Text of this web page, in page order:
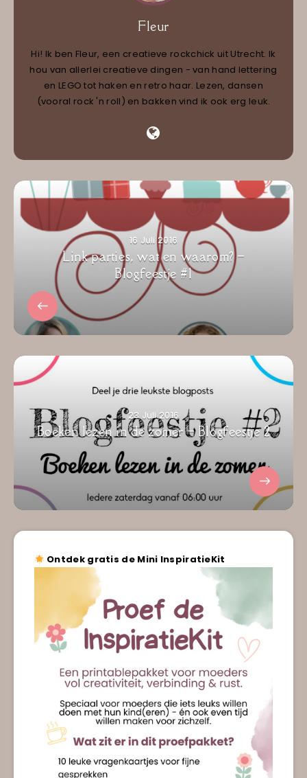
Fleur
Hi! Ik ben Fleur, een creatieve rockchick uit Utrecht. Ik
hou van allerlei creatieve dingen - van hand lettering
en LEGO tot haken en retro haar. Lezen, dansen
(vooral rock 'n roll) en bakken vind ik ook erg leuk.
16 Juli 2016
Link parties, wat en waarom? –
Blogfeestje #1
23 Juli 2016
Boeken lezen in de zomer – Blogfeestje 2
Ontdek gratis de Mini InspiratieKit